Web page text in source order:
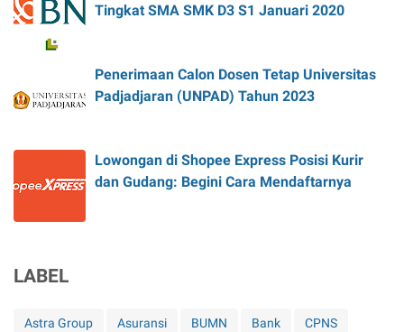
Tingkat SMA SMK D3 S1 Januari 2020
Penerimaan Calon Dosen Tetap Universitas
Padjadjaran (UNPAD) Tahun 2023
Lowongan di Shopee Express Posisi Kurir
dan Gudang: Begini Cara Mendaftarnya
LABEL
Astra Group Asuransi BUMN Bank CPNS